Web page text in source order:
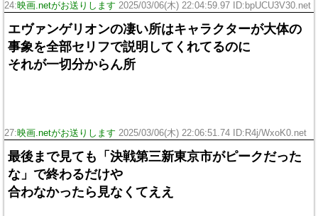
24:映画.netがお送りします 2025/03/06(木) 22:04:59.97 ID:bpUCU3V30.net
エヴァンゲリオンの凄い所はキャラクターが大体の
事象を全部セリフで説明してくれてるのに
それが一切分からん所
27:映画.netがお送りします 2025/03/06(木) 22:06:51.74 ID:R4j/WxoK0.net
最後まで見ても「決戦第三新東京市がピークだった
な」で終わるだけや
合わなかったら見なくてええ